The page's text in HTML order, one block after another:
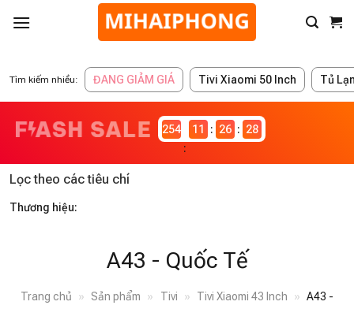
Tìm kiếm nhiều: ĐANG GIẢM GIÁ Tivi Xiaomi 50 Inch Tủ
2546980
11 26 27
Lọc theo các tiêu chí
Thương hiệu:
A43 - Quốc Tế
Trang chủ » Sản phẩm » Tivi » Tivi Xiaomi 43 Inch » A43 -